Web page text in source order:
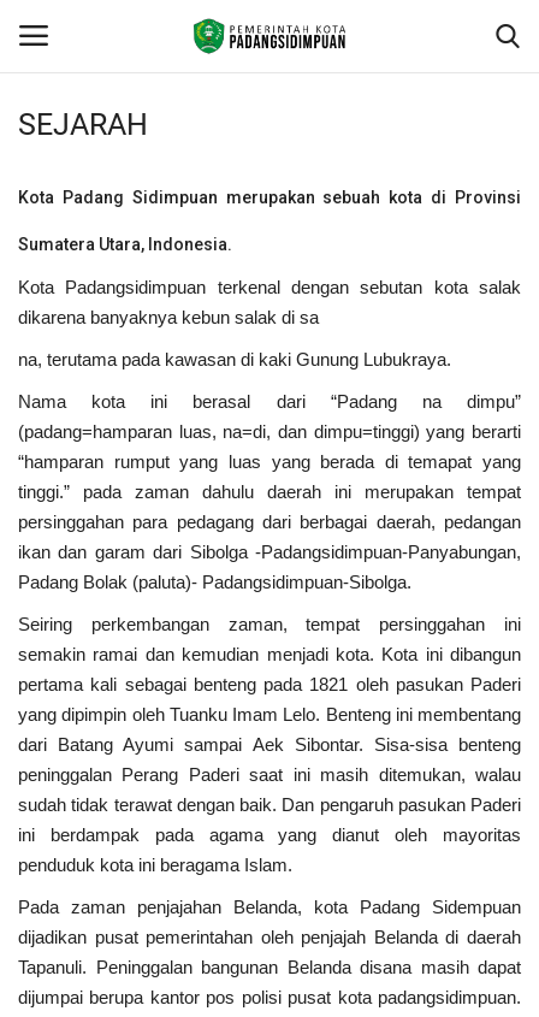
Contact
arcgis
PROFILE
GEOGRAFIS DAERAH
DEMOGRAFI
PEMERINTAHAN
SEJARAH
DOKUMENTASI
VISI MISI
OPD
KONTAK
DANA DESA
SEJARAH
Kota Padang Sidimpuan merupakan sebuah kota di Provinsi
Sumatera Utara, Indonesia.
Kota Padangsidimpuan terkenal dengan sebutan kota salak
dikarena banyaknya kebun salak di sa
na, terutama pada kawasan di kaki Gunung Lubukraya.
Nama kota ini berasal dari “Padang na dimpu”
(padang=hamparan luas, na=di, dan dimpu=tinggi) yang berarti
“hamparan rumput yang luas yang berada di temapat yang
tinggi.” pada zaman dahulu daerah ini merupakan tempat
persinggahan para pedagang dari berbagai daerah, pedangan
ikan dan garam dari Sibolga -Padangsidimpuan-Panyabungan,
Padang Bolak (paluta)- Padangsidimpuan-Sibolga.
Seiring perkembangan zaman, tempat persinggahan ini
semakin ramai dan kemudian menjadi kota. Kota ini dibangun
pertama kali sebagai benteng pada 1821 oleh pasukan Paderi
yang dipimpin oleh Tuanku Imam Lelo. Benteng ini membentang
dari Batang Ayumi sampai Aek Sibontar. Sisa-sisa benteng
peninggalan Perang Paderi saat ini masih ditemukan, walau
sudah tidak terawat dengan baik. Dan pengaruh pasukan Paderi
ini berdampak pada agama yang dianut oleh mayoritas
penduduk kota ini beragama Islam.
Pada zaman penjajahan Belanda, kota Padang Sidempuan
dijadikan pusat pemerintahan oleh penjajah Belanda di daerah
Tapanuli. Peninggalan bangunan Belanda disana masih dapat
dijumpai berupa kantor pos polisi pusat kota padangsidimpuan.